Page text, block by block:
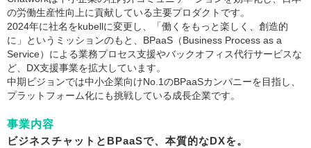
の労働生産性向上に貢献している主要プロダクトです。
2024年に社名をkubellに変更し、「働くをもっと楽しく、創造的
に」というミッションのもと、BPaaS（Business Process as a
Service）による業務プロセス支援やバックオフィス代行サービスな
ど、DX支援事業を拡大しています。
中期ビジョンでは中小企業向けNo.1のBPaaSカンパニーを目指し、
プラットフォーム化にも挑戦している成長企業です。
事業内容
ビジネスチャットとBPaaSで、本質的なDXを。